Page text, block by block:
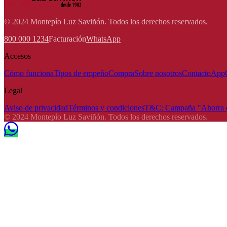
© 2024 Montepío Luz Saviñón. Todos los derechos reservados.
800 000 1234FacturaciónWhatsApp
Accesos
Cómo funcionaTipos de empeñoCompraSobre nosotrosContactoApp
Legal
Aviso de privacidadTérminos y condicionesT&C: Campaña "Ahorra
© 2024 Montepío Luz Saviñón. Todos los derechos reservados.